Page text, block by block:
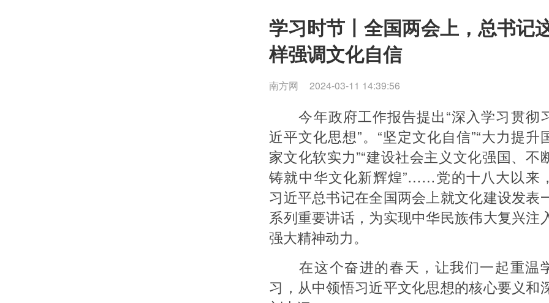
学习时节丨全国两会上，总书记
样强调文化自信
南方网 2024-03-11 14:39:56
今年政府工作报告提出“深入学习贯彻
近平文化思想”。“坚定文化自信”“大力提升
家文化软实力”“建设社会主义文化强国、不
铸就中华文化新辉煌”……党的十八大以来
习近平总书记在全国两会上就文化建设发表
系列重要讲话，为实现中华民族伟大复兴注
强大精神动力。
在这个奋进的春天，让我们一起重温
习，从中领悟习近平文化思想的核心要义和